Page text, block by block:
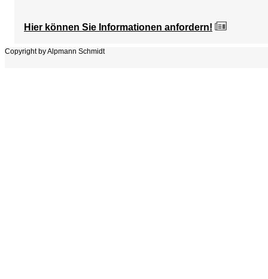
Hier können Sie Informationen anfordern!
Copyright by Alpmann Schmidt